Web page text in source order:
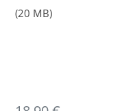
(20 MB)